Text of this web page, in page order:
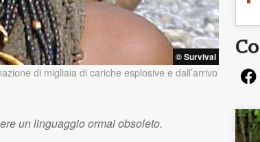
© Survival
di migliaia di cariche esplosive e dall’arrivo
un linguaggio ormai obsoleto.